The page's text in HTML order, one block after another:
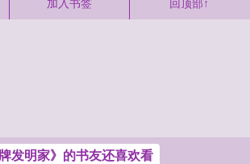
加入书签 回顶部↑
发明家》的书友还喜欢看